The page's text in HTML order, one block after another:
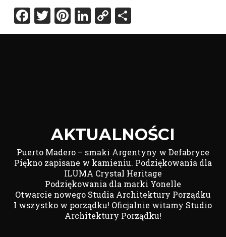
Facebook
Twitter
Pinterest
LinkedIn
Copy
Link
Share
AKTUALNOŚCI
Puerto Madero – smaki Argentyny w Defabryce
Piękno zapisane w kamieniu. Podziękowania dla
ILUMA Crystal Heritage
Podziękowania dla marki Yonelle
Otwarcie nowego Studia Architektury Porządku
I wszystko w porządku! Oficjalnie witamy Studio
Architektury Porządku!